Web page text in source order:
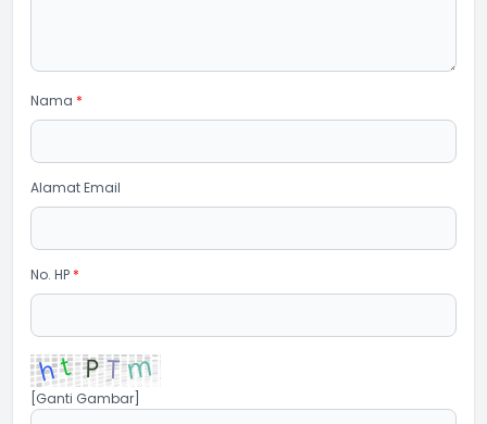
Nama *
Alamat Email
No. HP *
[Ganti Gambar]